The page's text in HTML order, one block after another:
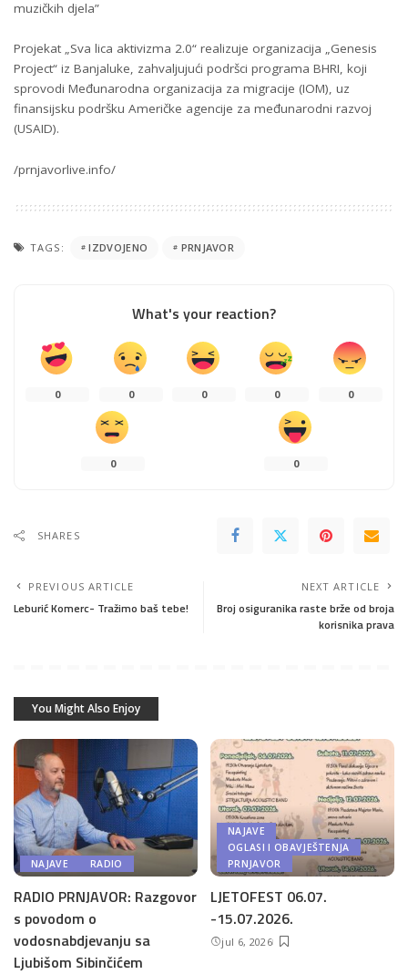
muzičkih djela”
Projekat „Sva lica aktivizma 2.0“ realizuje organizacija „Genesis
Project“ iz Banjaluke, zahvaljujući podršci programa BHRI, koji
sprovodi Međunarodna organizacija za migracije (IOM), uz
finansijsku podršku Američke agencije za međunarodni razvoj
(USAID).
/prnjavorlive.info/
TAGS: IZDVOJENO PRNJAVOR
What's your reaction?
0 0 0 0 0
0 0
SHARES
PREVIOUS ARTICLE
Leburić Komerc- Tražimo baš tebe!
NEXT ARTICLE
Broj osiguranika raste brže od broja
korisnika prava
You Might Also Enjoy
NAJAVE RADIO
RADIO PRNJAVOR: Razgovor
s povodom o
vodosnabdjevanju sa
Ljubišom Sibinčićem
NAJAVE
OGLASI I OBAVJEŠTENJA
PRNJAVOR
LJETOFEST 06.07.
-15.07.2026.
jul 6, 2026